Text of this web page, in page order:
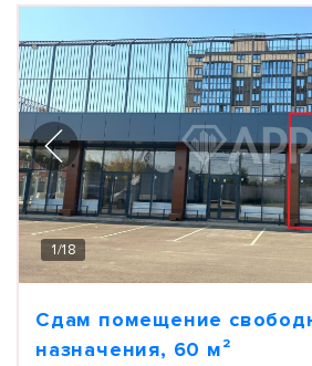
1/18
Сдам помещение
назначения, 60 м²